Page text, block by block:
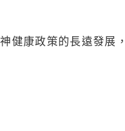
健康政策的長遠發展